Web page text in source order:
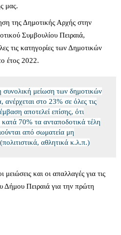
μας.
της Δημοτικής Αρχής στην
Συμβουλίου Πειραιά,
τις κατηγορίες των Δημοτικών
έτος 2022.
συνολική μείωση των δημοτικών
ανέρχεται στο 23% σε όλες τις
αποτελεί επίσης, ότι
70% τα ανταποδοτικά τέλη
από σωματεία μη
αθλητικά κ.λ.π.)
μειώσεις και οι απαλλαγές για τις
Δήμου Πειραιά για την πρώτη